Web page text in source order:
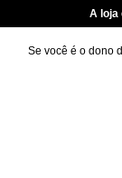
A loja
Se você é o dono